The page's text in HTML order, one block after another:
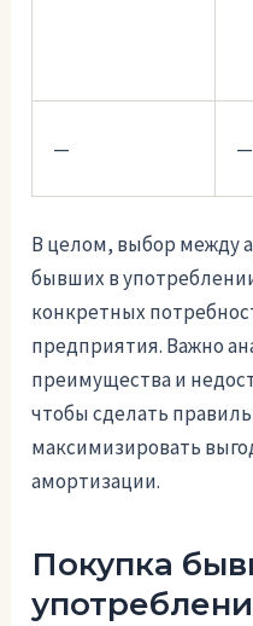
— —
В целом, выбор между
бывших в
конкретных
предприятия. Важно
преимущества и
чтобы сделать
максимизировать
амортизации.
Покупка